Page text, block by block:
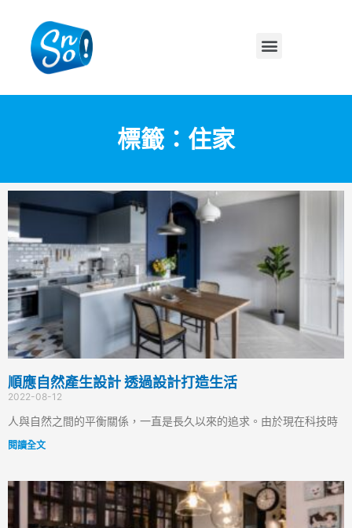
標籤：住家
順應自然產生設計 透過設計打造生活
2022-08-12
人與自然之間的平衡關係，一直是長久以來的追求。由於現在科技時
閱讀全文